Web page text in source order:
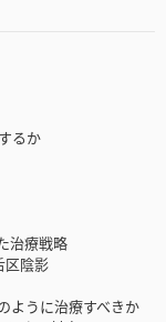
るか
治療戦略
陰影
治療すべきか